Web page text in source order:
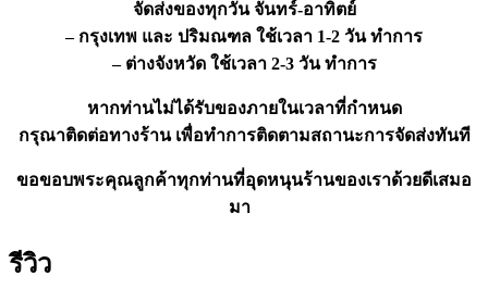
จัดส่งของทุกวัน จันทร์-อาทิตย์
– กรุงเทพ และ ปริมณฑล ใช้เวลา 1-2 วัน ทำการ
– ต่างจังหวัด ใช้เวลา 2-3 วัน ทำการ
หากท่านไม่ได้รับของภายในเวลาที่กำหนด
กรุณาติดต่อทางร้าน เพื่อทำการติดตามสถานะการจัดส่งทันที
ขอขอบพระคุณลูกค้าทุกท่านที่อุดหนุนร้านของเราด้วยดีเสมอ
มา
รีวิว